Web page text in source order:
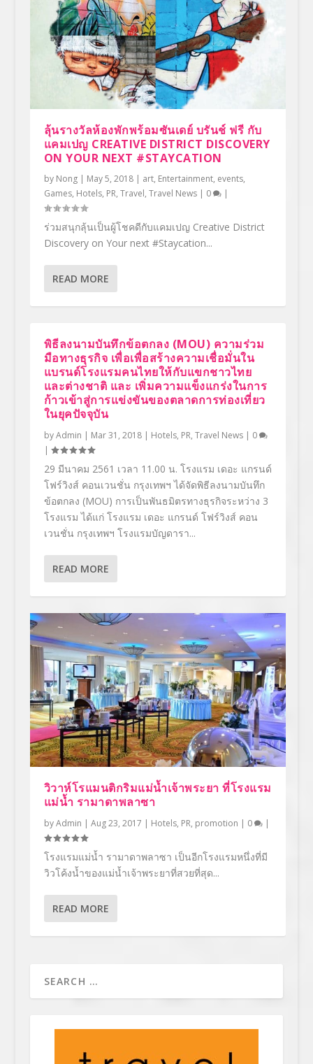
ลุ้นรางวัลห้องพักพร้อมซันเดย์ บรันช์ ฟรี กับ
แคมเปญ CREATIVE DISTRICT DISCOVERY
ON YOUR NEXT #STAYCATION
by Nong| May 5, 2018| art, Entertainment, events,
Games, Hotels, PR, Travel, Travel News| 0 |
ร่วมสนุกลุ้นเป็นผู้โชคดีกับแคมเปญ Creative District
Discovery on Your next #Staycation...
READ MORE
พิธีลงนามบันทึกข้อตกลง (MOU) ความร่วม
มือทางธุรกิจ เพื่อเพื่อสร้างความเชื่อมั่นใน
แบรนด์โรงแรมคนไทยให้กับแขกชาวไทย
และต่างชาติ และ เพิ่มความแข็งแกร่งในการ
ก้าวเข้าสู่การแข่งขันของตลาดการท่องเที่ยว
ในยุคปัจจุบัน
byAdmin | Mar 31, 2018| Hotels, PR, Travel News| 0
|
29 มีนาคม 2561 เวลา 11.00 น. โรงแรม เดอะ แกรนด์
โฟร์วิงส์ คอนเวนชั่น กรุงเทพฯ ได้จัดพิธีลงนามบันทึก
ข้อตกลง (MOU) การเป็นพันธมิตรทางธุรกิจระหว่าง 3
โรงแรม ได้แก่ โรงแรม เดอะ แกรนด์ โฟร์วิงส์ คอน
เวนชั่น กรุงเทพฯ โรงแรมบัญดารา...
READ MORE
วิวาห์โรแมนติกริมแม่น้ำเจ้าพระยา ที่โรงแรม
แม่น้ำ รามาดาพลาซา
byAdmin | Aug 23, 2017 | Hotels, PR, promotion | 0 |
โรงแรมแม่น้ำ รามาดาพลาซา เป็นอีกโรงแรมหนึ่งที่มี
วิวโค้งน้ำของแม่น้ำเจ้าพระยาที่สวยที่สุด...
READ MORE